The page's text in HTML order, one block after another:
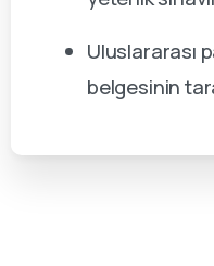
Uluslararası
belgesinin